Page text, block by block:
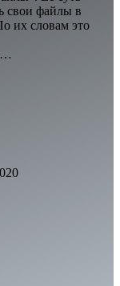
свои файлы в
их словам это
…